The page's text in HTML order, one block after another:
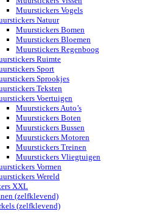
Muurstickers Vogels
Natuur
Muurstickers Bomen
Muurstickers Bloemen
Muurstickers Regenboog
Ruimte
Sport
Sprookjes
Teksten
Voertuigen
Muurstickers Auto’s
Muurstickers Boten
Muurstickers Bussen
Muurstickers Motoren
Muurstickers Treinen
Muurstickers Vliegtuigen
Vormen
Wereld
XXL
(zelfklevend)
(zelfklevend)